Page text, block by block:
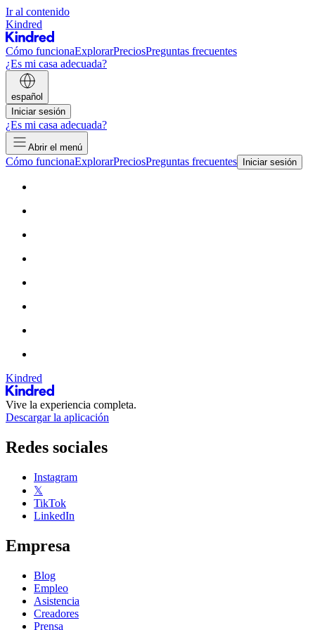
Ir al contenido
Kindred
Cómo funcionaExplorarPreciosPreguntas frecuentes
¿Es mi casa adecuada?
español
Iniciar sesión
¿Es mi casa adecuada?
Abrir el menú
Cómo funcionaExplorarPreciosPreguntas frecuentes Iniciar sesión
Kindred
Vive la experiencia completa.
Descargar la aplicación
Redes sociales
Instagram
𝕏
TikTok
LinkedIn
Empresa
Blog
Empleo
Asistencia
Creadores
Prensa